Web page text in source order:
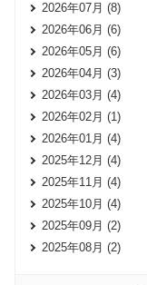
2026年07月 (8)
2026年06月 (6)
2026年05月 (6)
2026年04月 (3)
2026年03月 (4)
2026年02月 (1)
2026年01月 (4)
2025年12月 (4)
2025年11月 (4)
2025年10月 (4)
2025年09月 (2)
2025年08月 (2)